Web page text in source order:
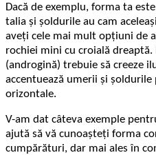
Dacă de exemplu, forma ta
talia și șoldurile au cam
aveți cele mai mult opțiuni de
rochiei mini cu croială
(androgină) trebuie să creeze
accentuează umerii și
orizontale.
V-am dat câteva exemple
ajută să vă cunoașteți forma
cumpărături, dar mai ales în